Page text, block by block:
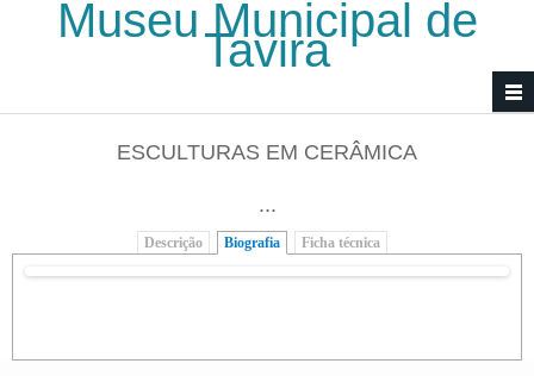
Passar para o conteúdo principal
Museu Municipal de
Tavira
ESCULTURAS EM CERÂMICA
...
Descrição Biografia (separador ativo)
Ficha técnica